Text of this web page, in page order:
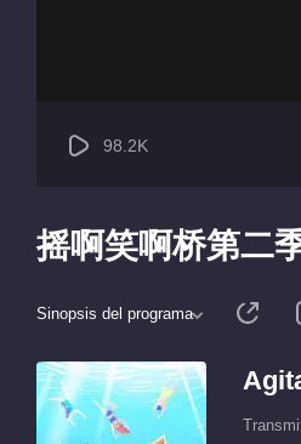
98.2K
摇啊笑啊桥第二
Sinopsis del programa